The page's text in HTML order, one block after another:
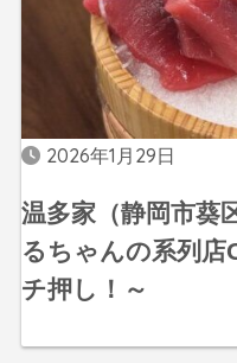
2026年1月29日
温多家（静岡市葵
るちゃんの系列店
チ押し！～